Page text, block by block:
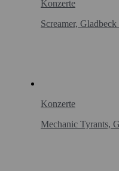
Konzerte
Screamer,
Konzerte
Mechanic Tyrants,